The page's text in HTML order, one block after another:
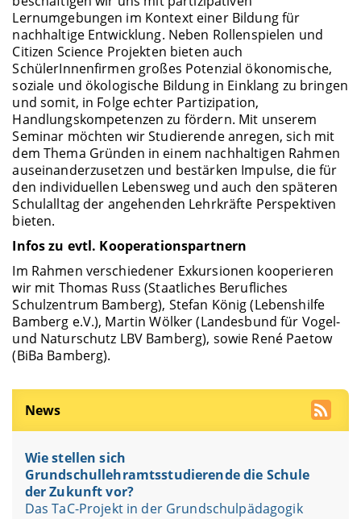
Lernumgebungen im Kontext einer Bildung für
nachhaltige Entwicklung. Neben Rollenspielen und
Citizen Science Projekten bieten auch
SchülerInnenfirmen großes Potenzial ökonomische,
soziale und ökologische Bildung in Einklang zu bringen
und somit, in Folge echter Partizipation,
Handlungskompetenzen zu fördern. Mit unserem
Seminar möchten wir Studierende anregen, sich mit
dem Thema Gründen in einem nachhaltigen Rahmen
auseinanderzusetzen und bestärken Impulse, die für
den individuellen Lebensweg und auch den späteren
Schulalltag der angehenden Lehrkräfte Perspektiven
bieten.
Infos zu evtl. Kooperationspartnern
Im Rahmen verschiedener Exkursionen kooperieren
wir mit Thomas Russ (Staatliches Berufliches
Schulzentrum Bamberg), Stefan König (Lebenshilfe
Bamberg e.V.), Martin Wölker (Landesbund für Vogel-
und Naturschutz LBV Bamberg), sowie René Paetow
(BiBa Bamberg).
News
Wie stellen sich
Grundschullehramtsstudierende die Schule
der Zukunft vor?
Das TaC-Projekt in der Grundschulpädagogik